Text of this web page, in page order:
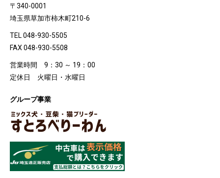
〒340-0001
埼玉県草加市柿木町210-6
TEL 048-930-5505
FAX 048-930-5508
営業時間 9：30 ～ 19：00
定休日 火曜日・水曜日
グループ事業